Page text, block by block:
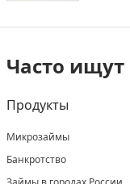
Часто ищут
Продукты
Микрозаймы
Банкротство